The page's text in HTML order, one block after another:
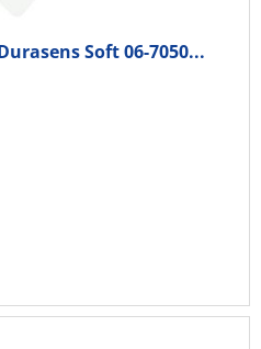
Soft 06-7050...